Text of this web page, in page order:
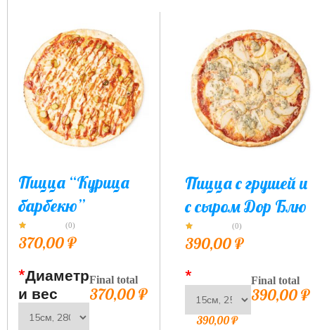
Пицца “Курица
барбекю”
(0)
370,00₽
*Диаметр
и вес
Final total
370,00₽
Пицца с грушей и
с сыром Дор Блю
(0)
390,00₽
*
390,00₽
Final total
390,00₽